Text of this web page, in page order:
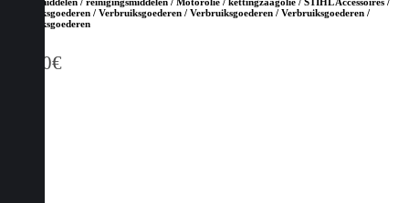
/ smeermiddelen / reinigingsmiddelen / Motorolie / kettingzaagolie / STIHL Accessoires /
Verbruiksgoederen / Verbruiksgoederen / Verbruiksgoederen / Verbruiksgoederen /
Verbruiksgoederen
13,50€